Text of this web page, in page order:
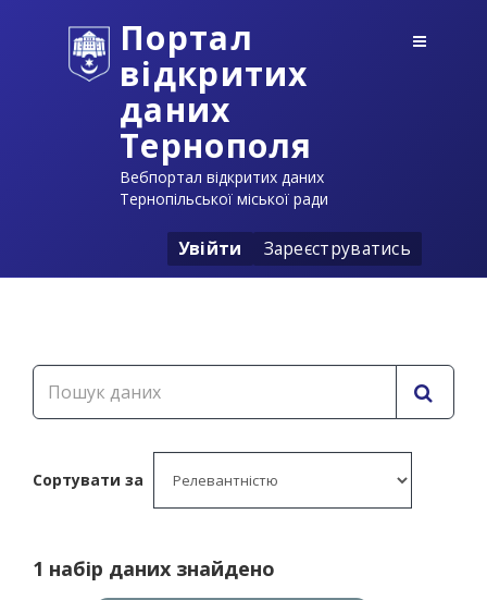
Портал
відкритих
даних
Тернополя
Вебпортал відкритих даних
Тернопільської міської ради
Увійти Зареєструватись
Сортувати за
1 набір даних знайдено